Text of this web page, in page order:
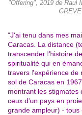
"Offering", 2019 de Raul
"J'ai tenu dans mes
Caracas. La distance
transcender l'histoire
spiritualité qui en
travers l'expérience de
sol de Caracas en
montrant les stigmates
ceux d'un pays en
grande ampleur) - tous